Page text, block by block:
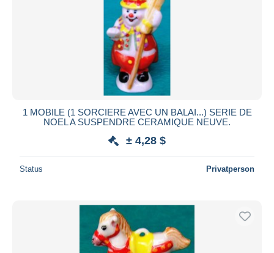
1 MOBILE (1 SORCIERE AVEC UN BALAI...) SERIE DE
NOEL A SUSPENDRE CERAMIQUE NEUVE.
± 4,28 $
Status Privatperson